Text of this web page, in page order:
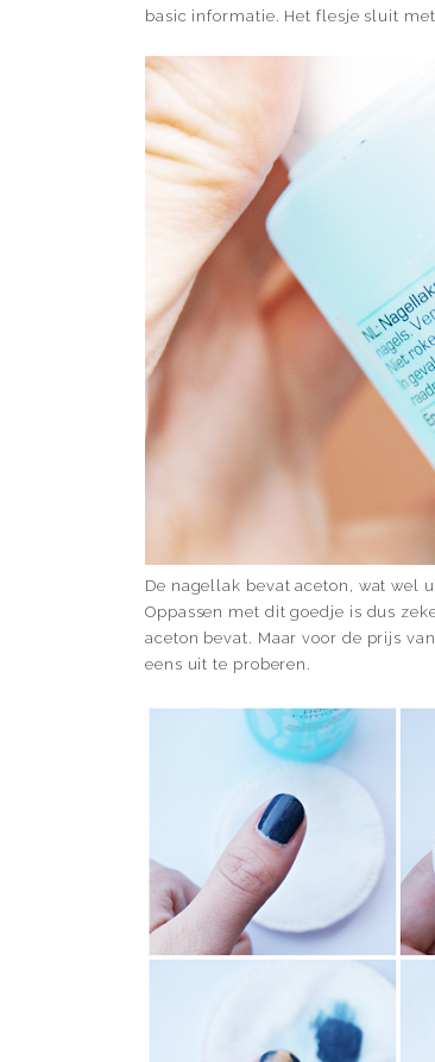
basic informatie. Het flesje sluit
De nagellak bevat aceton, wat wel
Oppassen met dit goedje is dus
aceton bevat. Maar voor de prijs
eens uit te proberen.